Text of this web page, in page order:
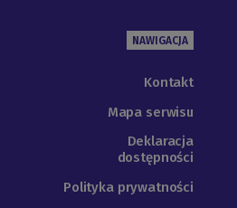
NAWIGACJA
Kontakt
Mapa serwisu
Deklaracja
dostępności
Polityka prywatności